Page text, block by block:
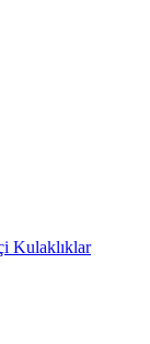
Kulaklıklar